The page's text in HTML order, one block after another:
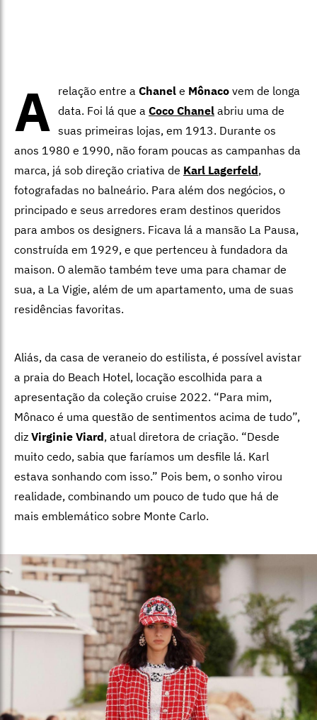
A relação entre a Chanel e Mônaco vem de longa
data. Foi lá que a Coco Chanel abriu uma de
suas primeiras lojas, em 1913. Durante os
anos 1980 e 1990, não foram poucas as campanhas da
marca, já sob direção criativa de Karl Lagerfeld,
fotografadas no balneário. Para além dos negócios, o
principado e seus arredores eram destinos queridos
para ambos os designers. Ficava lá a mansão La Pausa,
construída em 1929, e que pertenceu à fundadora da
maison. O alemão também teve uma para chamar de
sua, a La Vigie, além de um apartamento, uma de suas
residências favoritas.
Aliás, da casa de veraneio do estilista, é possível avistar
a praia do Beach Hotel, locação escolhida para a
apresentação da coleção cruise 2022. “Para mim,
Mônaco é uma questão de sentimentos acima de tudo”,
diz Virginie Viard, atual diretora de criação. “Desde
muito cedo, sabia que faríamos um desfile lá. Karl
estava sonhando com isso.” Pois bem, o sonho virou
realidade, combinando um pouco de tudo que há de
mais emblemático sobre Monte Carlo.